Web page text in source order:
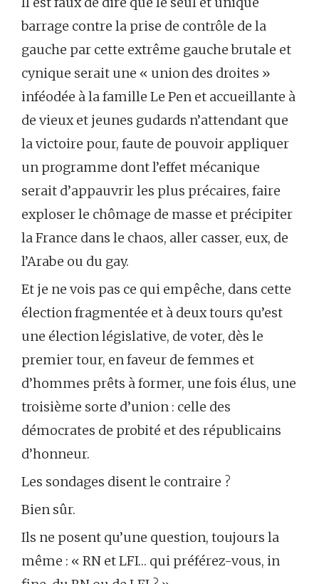
barrage contre la prise de contrôle de la
gauche par cette extrême gauche brutale et
cynique serait une « union des droites »
inféodée à la famille Le Pen et accueillante à
de vieux et jeunes gudards n’attendant que
la victoire pour, faute de pouvoir appliquer
un programme dont l’effet mécanique
serait d’appauvrir les plus précaires, faire
exploser le chômage de masse et précipiter
la France dans le chaos, aller casser, eux, de
l’Arabe ou du gay.
Et je ne vois pas ce qui empêche, dans cette
élection fragmentée et à deux tours qu’est
une élection législative, de voter, dès le
premier tour, en faveur de femmes et
d’hommes prêts à former, une fois élus, une
troisième sorte d’union : celle des
démocrates de probité et des républicains
d’honneur.
Les sondages disent le contraire ?
Bien sûr.
Ils ne posent qu’une question, toujours la
même : « RN et LFI… qui préférez-vous, in